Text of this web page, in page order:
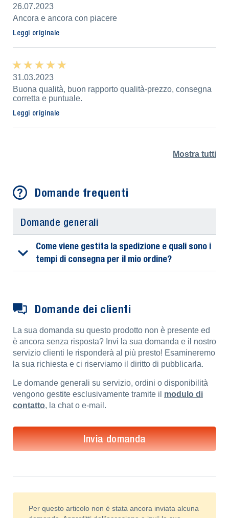
26.07.2023
Ancora e ancora con piacere
Leggi originale
★ ★ ★ ★ ★
★ ★ ★ ★ ★
31.03.2023
Buona qualità, buon rapporto qualità-prezzo, consegna
corretta e puntuale.
Leggi originale
Mostra tutti
Domande frequenti
Domande generali
Come viene gestita la spedizione e quali sono i
tempi di consegna per il mio ordine?
Domande dei clienti
La sua domanda su questo prodotto non è presente ed
è ancora senza risposta? Invi la sua domanda e il nostro
servizio clienti le risponderà al più presto! Esamineremo
la sua richiesta e ci riserviamo il diritto di pubblicarla.
Le domande generali su servizio, ordini o disponibilità
vengono gestite esclusivamente tramite il modulo di
contatto, la chat o e-mail.
Invia domanda
Per questo articolo non è stata ancora inviata alcuna